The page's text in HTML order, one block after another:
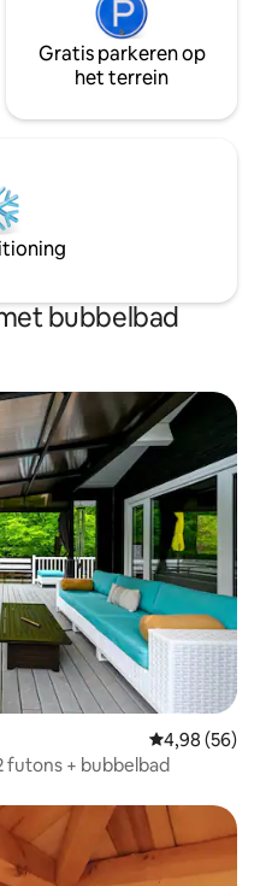
Gratis parkeren op
het terrein
bubbelbad
Gemiddelde
4,98 (56)
futons + bubbelbad